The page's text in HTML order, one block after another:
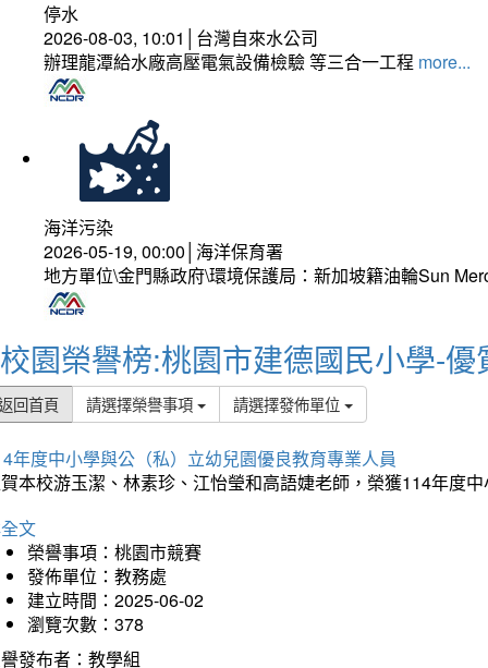
停水
2026-08-03, 10:01│台灣自來水公司
辦理龍潭給水廠高壓電氣設備檢驗 等三合一工程 more...
海洋污染
2026-05-19, 00:00│海洋保育署
地方單位\金門縣政府\環境保護局：新加坡籍油輪Sun
校園榮譽榜:桃園市建德國民小學-優
回首頁 請選擇榮譽事項 請選擇發佈單位
年度中小學與公（私）立幼兒園優良教育專業人員
本校游玉潔、林素珍、江怡瑩和高語婕老師，榮獲114年度
文
榮譽事項：桃園市競賽
發佈單位：教務處
建立時間：2025-06-02
瀏覽次數：378
發布者：教學組